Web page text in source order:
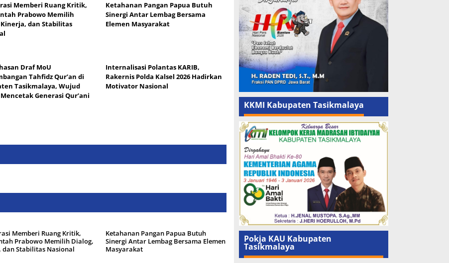
Memberi Ruang Kritik,
Prabowo Memilih
dan Stabilitas
Ketahanan Pangan Papua Butuh
Sinergi Antar Lembag Bersama
Elemen Masyarakat
Draf MoU
Tahfidz Qur’an di
Tasikmalaya, Wujud
Generasi Qur’ani
Internalisasi Polantas KARIB,
Rakernis Polda Kalsel 2026 Hadirkan
Motivator Nasional
Memberi Ruang Kritik,
Prabowo Memilih Dialog,
dan Stabilitas Nasional
Ketahanan Pangan Papua Butuh
Sinergi Antar Lembag Bersama Elemen
Masyarakat
KKMI Kabupaten Tasikmalaya
Pokja KAU Kabupaten
Tasikmalaya